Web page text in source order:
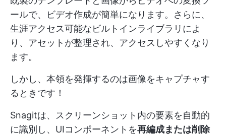
ールで、ビデオ作成が簡単になります。さらに、
生涯アクセス可能なビルトインライブラリによ
り、アセットが整理され、アクセスしやすくなり
ます。
しかし、本領を発揮するのは画像をキャプチャす
るときです！
Snagitは、スクリーンショット内の要素を自動的
に識別し、UIコンポーネントを再編成または削除